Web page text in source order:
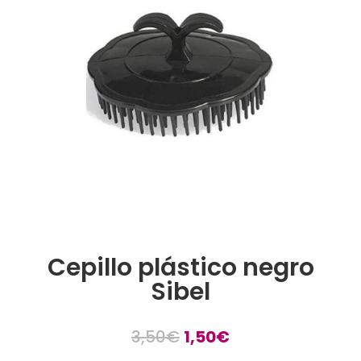
Cepillo plástico negro
Sibel
3,50€ El
1,50€El